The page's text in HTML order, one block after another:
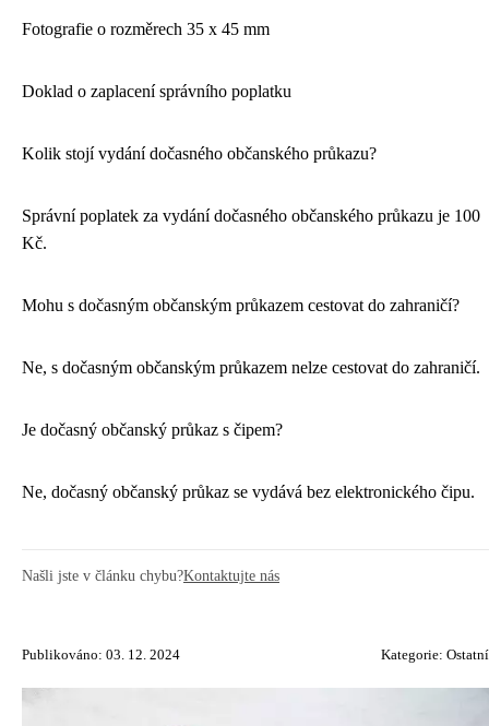
Fotografie o rozměrech 35 x 45 mm
Doklad o zaplacení správního poplatku
Kolik stojí vydání dočasného občanského průkazu?
Správní poplatek za vydání dočasného občanského průkazu je 100
Kč.
Mohu s dočasným občanským průkazem cestovat do zahraničí?
Ne, s dočasným občanským průkazem nelze cestovat do zahraničí.
Je dočasný občanský průkaz s čipem?
Ne, dočasný občanský průkaz se vydává bez elektronického čipu.
Našli jste v článku chybu?Kontaktujte nás
Publikováno: 03. 12. 2024 Kategorie: Ostatní